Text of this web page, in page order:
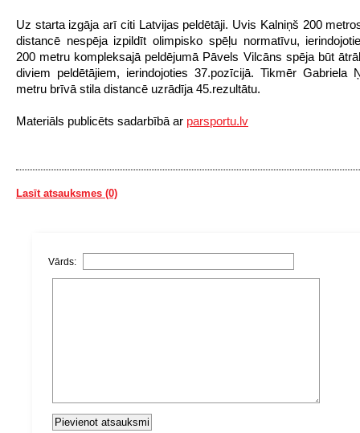
Uz starta izgāja arī citi Latvijas peldētāji. Uvis Kalniņš 200
distancē nespēja izpildīt olimpisko spēļu normatīvu,
200 metru kompleksajā peldējumā Pāvels Vilcāns spēja būt
diviem peldētājiem, ierindojoties 37.pozīcijā. Tikmēr Gabriela
metru brīvā stila distancē uzrādīja 45.rezultātu.
Materiāls publicēts sadarbībā ar parsportu.lv
Lasīt atsauksmes (0)
Vārds: